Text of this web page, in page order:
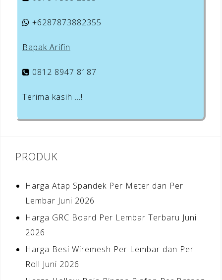
+6287873882355
Bapak Arifin
0812 8947 8187
Terima kasih …!
PRODUK
Harga Atap Spandek Per Meter dan Per
Lembar Juni 2026
Harga GRC Board Per Lembar Terbaru Juni
2026
Harga Besi Wiremesh Per Lembar dan Per
Roll Juni 2026